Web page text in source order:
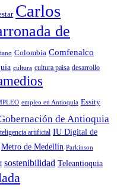
Carlos
de
Colombia Comfenalco
cultura cultura paisa desarrollo
empleo en Antioquia Essity
de Antioquia
artificial IU Digital de
Metro de Medellín Parkinson
sostenibilidad Teleantioquia